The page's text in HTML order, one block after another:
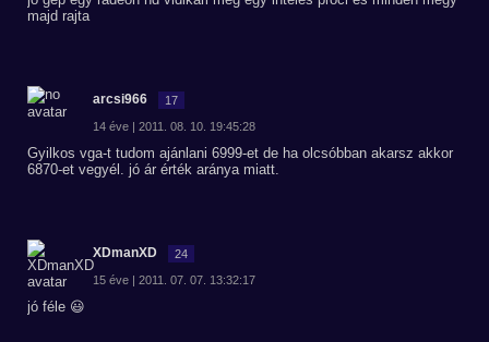
majd rajta
arcsi966 17
14 éve | 2011. 08. 10. 19:45:28
Gyilkos vga-t tudom ajánlani 6999-et de ha olcsóbban akarsz akkor
6870-et vegyél. jó ár érték aránya miatt.
XDmanXD 24
15 éve | 2011. 07. 07. 13:32:17
jó féle 😃